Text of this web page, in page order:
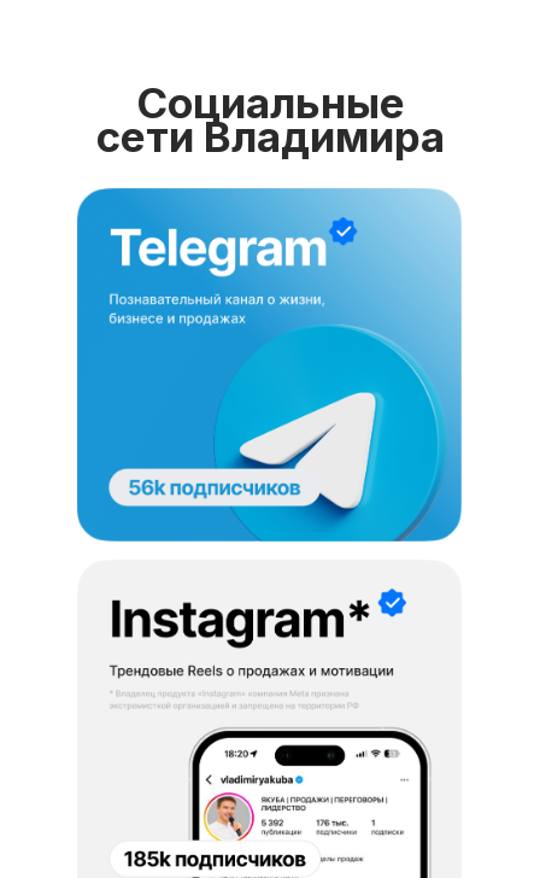
Социальные
сети Владимира